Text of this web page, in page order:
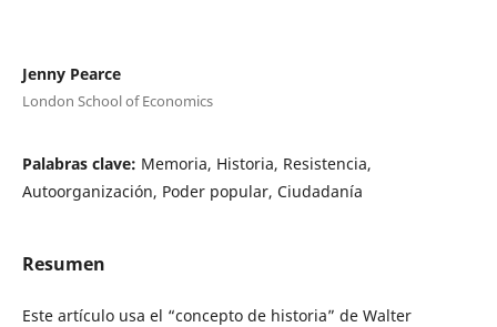
Jenny Pearce
London School of Economics
Palabras clave: Memoria, Historia, Resistencia,
Autoorganización, Poder popular, Ciudadanía
Resumen
Este artículo usa el “concepto de historia” de Walter